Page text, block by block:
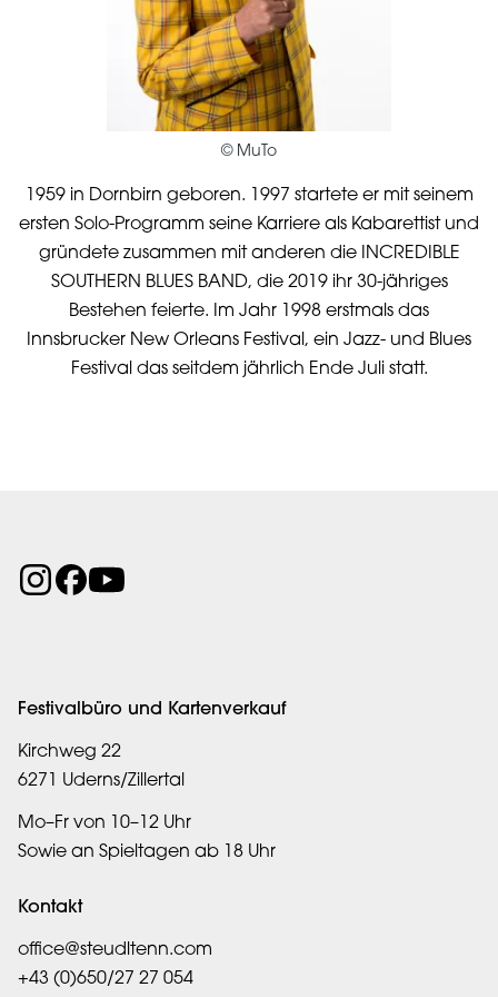
© MuTo
1959 in Dornbirn geboren. 1997 startete er mit seinem
ersten Solo-Programm seine Karriere als Kabarettist und
gründete zusammen mit anderen die INCREDIBLE
SOUTHERN BLUES BAND, die 2019 ihr 30-jähriges
Bestehen feierte. Im Jahr 1998 erstmals das
Innsbrucker New Orleans Festival, ein Jazz- und Blues
Festival das seitdem jährlich Ende Juli statt.
Festivalbüro und Kartenverkauf
Kirchweg 22
6271 Uderns/Zillertal
Mo–Fr von 10–12 Uhr
Sowie an Spieltagen ab 18 Uhr
Kontakt
office@steudltenn.com
+43 (0)650/27 27 054